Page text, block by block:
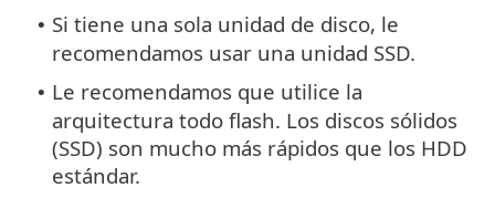
• Si tiene una sola unidad de disco, le
recomendamos usar una unidad SSD.
• Le recomendamos que utilice la
arquitectura todo flash. Los discos sólidos
(SSD) son mucho más rápidos que los HDD
estándar.